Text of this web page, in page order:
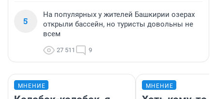
5
На популярных у жителей Башкирии озерах
открыли бассейн, но туристы довольны не
всем
27 511 9
МНЕНИЕ МНЕНИЕ